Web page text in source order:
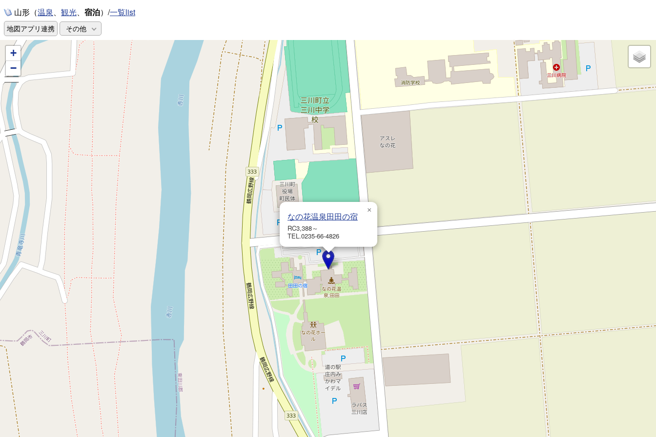
山形（温泉 、 観光、 宿泊）/一覧list
地図アプリ連携 その他
なの花温泉田田の宿
RC3,388～
TEL.0235-66-4826
×
+
−